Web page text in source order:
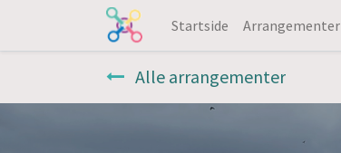
Startside Arrangementer
Alle arrangementer